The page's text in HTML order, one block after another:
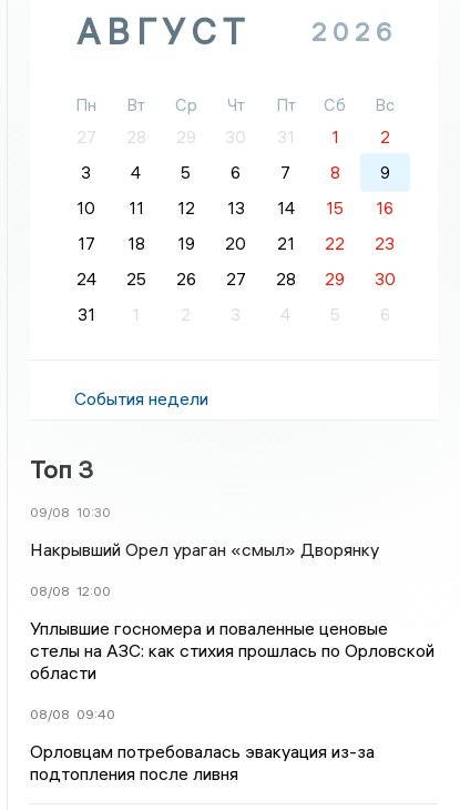
АВГУСТ 2026
Пн Вт Ср Чт Пт Сб
Вс
27
28 29 30 31 1
2
3
4 5 6 7 8
9
10
11 12 13 14 15
16
17
18 19 20 21 22
23
24
25 26 27 28 29
30
31
1 2 3 4 5 6
События недели
Топ 3
09/08 10:30
Накрывший Орел ураган «смыл» Дворянку
08/08 12:00
Уплывшие госномера и поваленные ценовые
стелы на АЗС: как стихия прошлась по Орловской
области
08/08 09:40
Орловцам потребовалась эвакуация из-за
подтопления после ливня